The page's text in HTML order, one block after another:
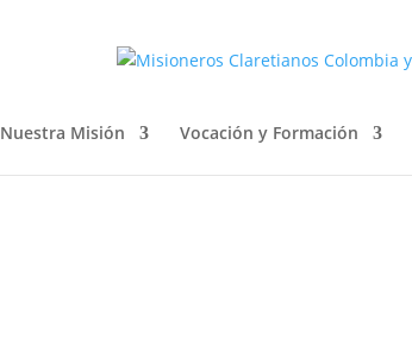
Nuestra Misión Vocación y Formación